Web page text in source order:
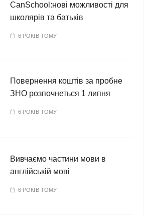
CanSchool:нові можливості для
школярів та батьків
6 РОКІВ ТОМУ
Повернення коштів за пробне
ЗНО розпочнеться 1 липня
6 РОКІВ ТОМУ
Вивчаємо частини мови в
англійській мові
6 РОКІВ ТОМУ